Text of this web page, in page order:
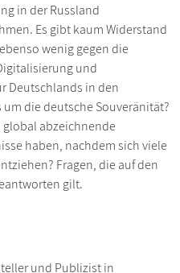
in der Russland
Es gibt kaum Widerstand
wenig gegen die
und
Deutschlands in den
die deutsche Souveränität?
global abzeichnende
haben, nachdem sich viele
Fragen, die auf den
gilt.
und Publizist in